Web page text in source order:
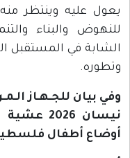
يعول عليه وينتظر
للنهوض والبناء
الشابة في المستقبل
وتطوره.
وفي بيان للجـهـاز
نيسان
أوضاع أطفال فلسطين